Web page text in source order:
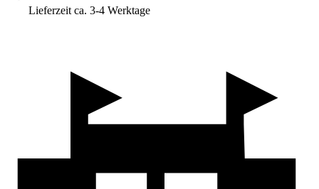
Lieferzeit ca. 3-4 Werktage